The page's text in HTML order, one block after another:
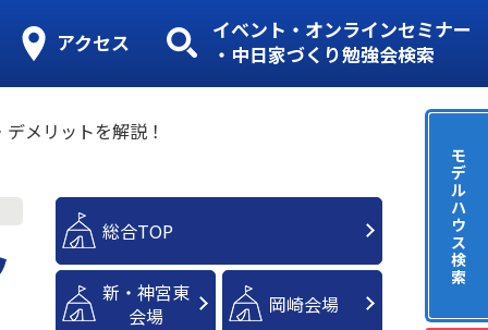
アクセス
イベント・オンラインセミナー
・中日家づくり勉強会検索
メリットを解説！
総合TOP
新・神宮東
会場
岡崎会場
モ
デ
ル
ハ
ウ
ス
検
索